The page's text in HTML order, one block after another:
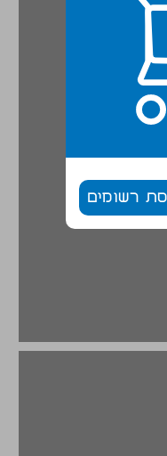
רשומים